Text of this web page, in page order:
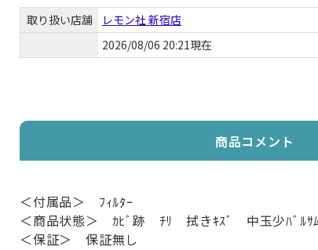
取り扱い店舗
レモン社 新宿店
2026/08/06 20:21現在
商品コメント
＜付属品＞ ﾌｨﾙﾀｰ
＜商品状態＞ ｶﾋﾞ跡 ﾁﾘ 拭きｷｽﾞ 中玉少ﾊﾞﾙｻ
＜保証＞ 保証無し